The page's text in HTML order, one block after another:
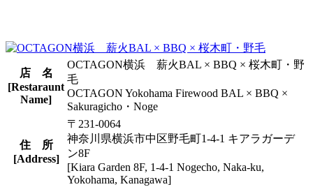
店 名
[Restaraunt
Name]
OCTAGON横浜 薪火BAL × BBQ × 桜木町・野
毛
OCTAGON Yokohama Firewood BAL × BBQ ×
Sakuragicho・Noge
住 所
[Address]
〒231-0064
神奈川県横浜市中区野毛町1-4-1 キアラガーデ
ン8F
[Kiara Garden 8F, 1-4-1 Nogecho, Naka-ku,
Yokohama, Kanagawa]